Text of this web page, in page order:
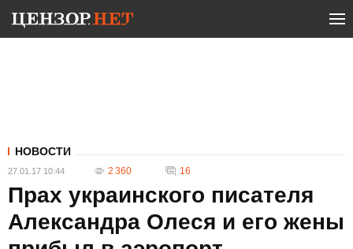
НОВОСТИ
27.01.17 10:44 2 360 16
Прах украинского писателя
Александра Олеся и его жены